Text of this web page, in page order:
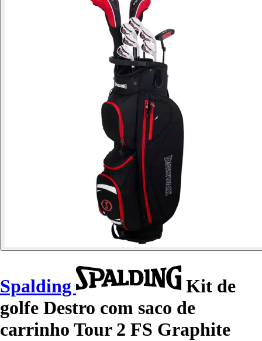
Spalding
Kit de
golfe Destro com saco de
carrinho Tour 2 FS Graphite